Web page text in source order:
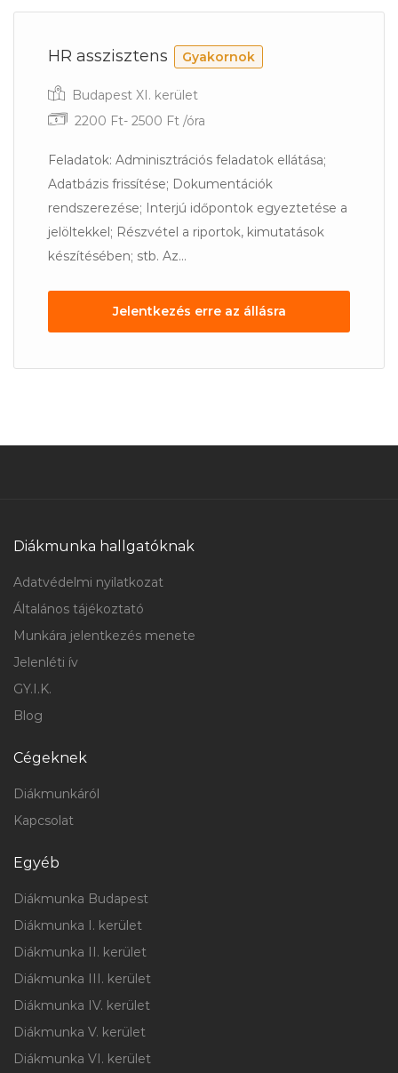
HR asszisztens Gyakornok
Budapest XI. kerület
2200 Ft- 2500 Ft /óra
Feladatok: Adminisztrációs feladatok ellátása;
Adatbázis frissítése; Dokumentációk
rendszerezése; Interjú időpontok egyeztetése a
jelöltekkel; Részvétel a riportok, kimutatások
készítésében; stb. Az...
Jelentkezés erre az állásra
Diákmunka hallgatóknak
Adatvédelmi nyilatkozat
Általános tájékoztató
Munkára jelentkezés menete
Jelenléti ív
GY.I.K.
Blog
Cégeknek
Diákmunkáról
Kapcsolat
Egyéb
Diákmunka Budapest
Diákmunka I. kerület
Diákmunka II. kerület
Diákmunka III. kerület
Diákmunka IV. kerület
Diákmunka V. kerület
Diákmunka VI. kerület